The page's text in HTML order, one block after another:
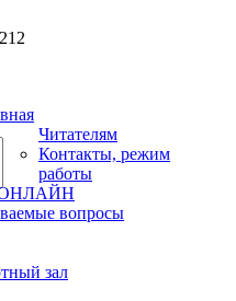
Читателям
Контакты, режим
работы
ОНЛАЙН
вопросы
зал